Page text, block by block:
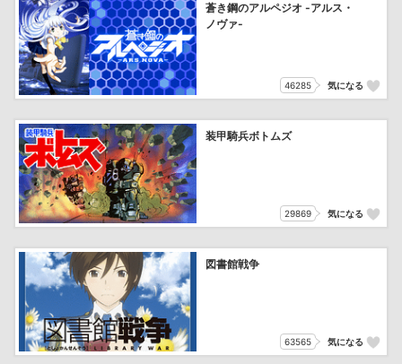
蒼き鋼のアルペジオ -アルス・
ノヴァ-
46285 気になる
装甲騎兵ボトムズ
29869 気になる
図書館戦争
63565 気になる